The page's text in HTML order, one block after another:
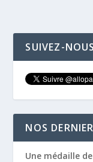
SUIVEZ-NOUS
NOS
Une médaille